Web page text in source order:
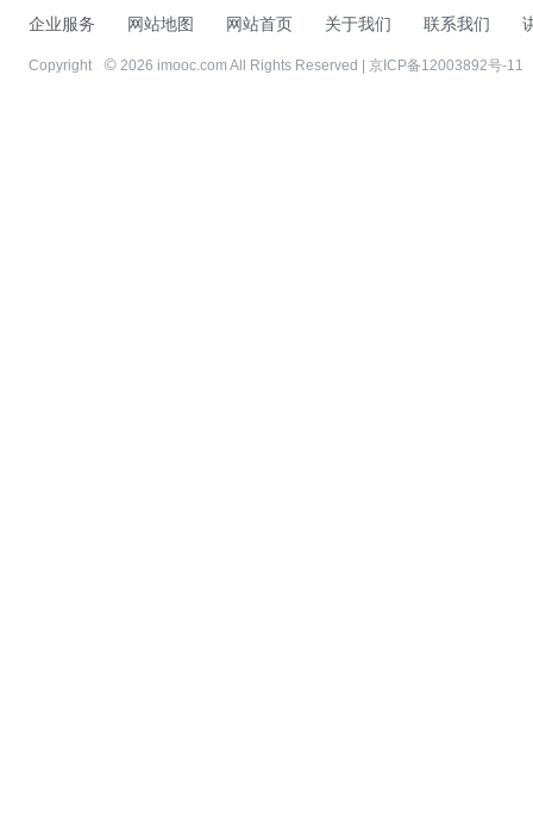
企业服务 网站地图 网站首页 关于我们 联系我们
Copyright 2026 imooc.com All Rights Reserved | 京ICP备12003892号-11